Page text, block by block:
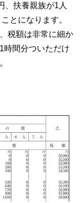
、扶養親族が1人
とになります。
税額は非常に細か
時間分ついただけ